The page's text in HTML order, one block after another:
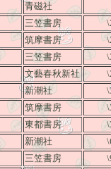
青磁社
三笠書房
筑摩書房
三笠書房
文藝春秋新社
新潮社
筑摩書房
東都書房
新潮社
三笠書房